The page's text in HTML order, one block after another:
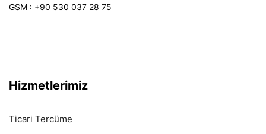
GSM : +90 530 037 28 75
Hizmetlerimiz
Ticari Tercüme